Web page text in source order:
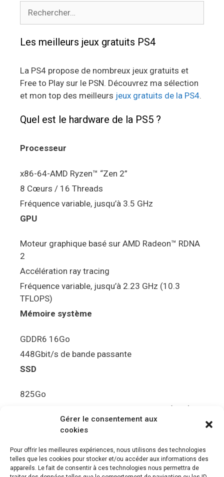
Gérer le consentement aux
cookies
Pour offrir les meilleures expériences, nous utilisons des technologies
telles que les cookies pour stocker et/ou accéder aux informations des
appareils. Le fait de consentir à ces technologies nous permettra de
Les meilleurs jeux gratuits PS4
La PS4 propose de nombreux jeux gratuits et
Free to Play sur le PSN. Découvrez ma sélection
et mon top des meilleurs jeux gratuits de la PS4.
Quel est le hardware de la PS5 ?
Processeur
x86-64-AMD Ryzen™ “Zen 2”
8 Cœurs / 16 Threads
Fréquence variable, jusqu’à 3.5 GHz
GPU
Moteur graphique basé sur AMD Radeon™ RDNA
2
Accélération ray tracing
Fréquence variable, jusqu’à 2.23 GHz (10.3
TFLOPS)
Mémoire système
GDDR6 16Go
448Gbit/s de bande passante
SSD
825Go
5.5Gbit/s de bande passante en lecture (Brut)
Disque de jeu PS5
Ultra HD Blu-ray™, jusqu’à 100Go/disque
Sortie vidéo